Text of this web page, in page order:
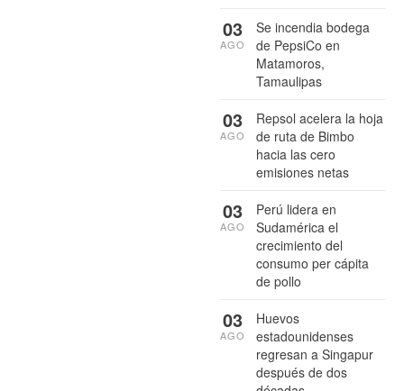
Se incendia bodega
de PepsiCo en
Matamoros,
Tamaulipas
03
AGO
Repsol acelera la hoja
de ruta de Bimbo
hacia las cero
emisiones netas
03
AGO
Perú lidera en
Sudamérica el
crecimiento del
consumo per cápita
de pollo
03
AGO
Huevos
estadounidenses
regresan a Singapur
después de dos
03
AGO